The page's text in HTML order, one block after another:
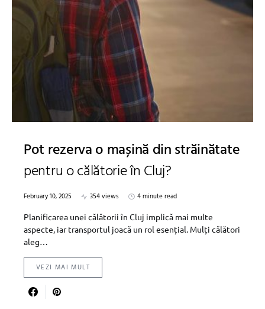
Pot rezerva o mașină din străinătate
pentru o călătorie în Cluj?
February 10, 2025 354 views
4 minute read
Planificarea unei călătorii în Cluj implică mai multe
aspecte, iar transportul joacă un rol esențial. Mulți călători
aleg…
VEZI MAI MULT